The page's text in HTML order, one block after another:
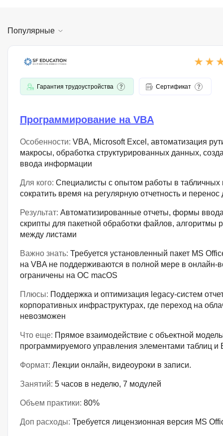
Популярные
Гарантия трудоустройства Сертификат
Программирование на VBA
Особенности: VBA, Microsoft Excel, автоматизация
макросы, обработка структурированных данных,
ввода информации
Для кого: Специалисты с опытом работы в
сократить время на регулярную отчетность и
Результат: Автоматизированные отчеты, формы
скрипты для пакетной обработки файлов, алгоритмы
между листами
Важно знать: Требуется установленный пакет MS
на VBA не поддерживаются в полной мере в онлайн-
ограничены на ОС macOS
Плюсы: Поддержка и оптимизация legacy-систем
корпоративных инфраструктурах, где переход на
невозможен
Что еще: Прямое взаимодействие с объектной
программируемого управления элементами таблиц и
Формат: Лекции онлайн, видеоуроки в записи.
Занятий: 5 часов в неделю, 7 модулей
Объем практики: 80%
Доп расходы: Требуется лицензионная версия MS